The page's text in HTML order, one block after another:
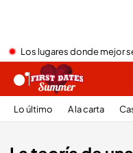
Los lugares donde mejor
Lo último A la carta